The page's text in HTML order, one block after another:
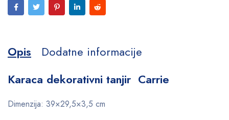
Opis
Dodatne informacije
Karaca dekorativni tanjir Carrie
Dimenzija: 39×29,5×3,5 cm